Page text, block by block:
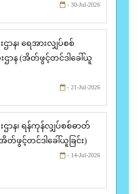
- 30-Jul-2026
ာန၊ ရေအားလျှပ်စစ်
ာန (အိတ်ဖွင့်တင်ဒါခေါ်ယူ
- 21-Jul-2026
ဌာန၊ ရန်ကုန်လျှပ်စစ်ဓာတ်
တ်ဖွင့်တင်ဒါခေါ်ယူခြင်း)
- 14-Jul-2026